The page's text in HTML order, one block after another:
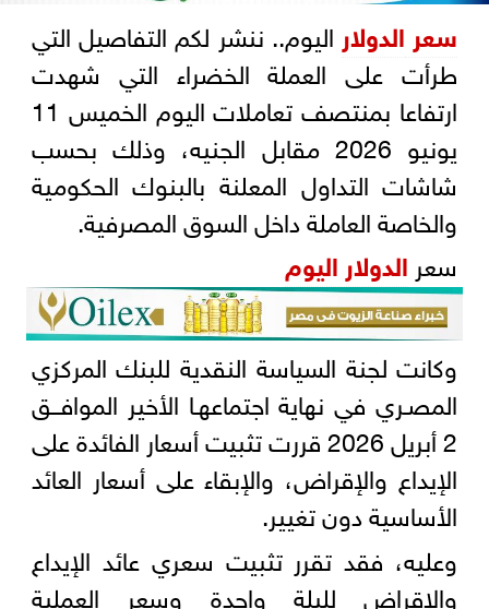
سعر الدولار اليوم.. ننشر لكم التفاصيل التي
طرأت على العملة الخضراء التي شهدت
ارتفاعا بمنتصف تعاملات اليوم الخميس 11
يونيو 2026 مقابل الجنيه، وذلك بحسب
شاشات التداول المعلنة بالبنوك الحكومية
والخاصة العاملة داخل السوق المصرفية.
سعر الدولار اليوم
وكانت لجنة السياسة النقدية للبنك المركزي
المصـري في نهاية اجتماعهـا الأخير الموافـــق
2 أبريل 2026 قررت تثبيت أسعار الفائدة على
الإيداع والإقراض، والإبقاء على أسعار العائد
الأساسية دون تغيير.
وعليه، فقد تقرر تثبيت سعري عائد الإيداع
والإقراض لليلة واحدة وسعر العملية